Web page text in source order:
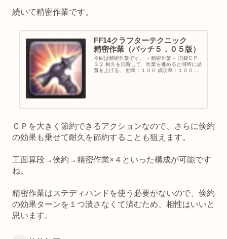
続いて精密作業です。
FF14クラフターテクニック
精密作業（パッチ５．０５版）
今回は精密作業です。 －精密作業－ 消費ＣＰ
３２ 耐久を消費して、作業を進めると同時に品
質を上げる。 効率：１００ 成功率：１００％
ＣＰを大きく節約できるアクションなので、さらに倹約
の効果も乗せて耐久を節約することも狙えます。
工面算段→倹約→精密作業×４といった構成が可能です
ね。
精密作業はステディハンドを使う必要がないので、倹約
の効果ターンを１つ潰さなくて済むため、相性はいいと
思います。